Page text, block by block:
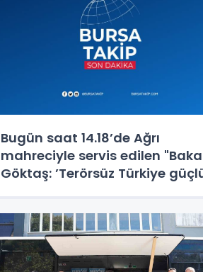
Bugün saat 14.18’de Ağrı
mahreciyle servis edilen
Göktaş: ’Terörsüz Türkiye
teminatıdır’" başlıklı haberin
karesi kaynağından iptal
edilmiştir. Özür diler, haberde
itibariyle mevcut